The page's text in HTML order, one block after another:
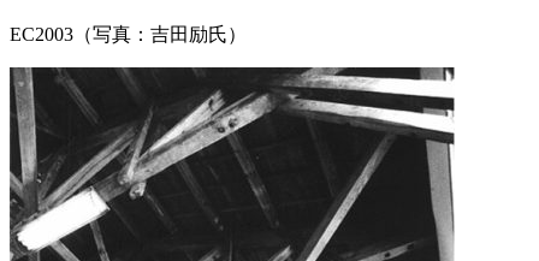
EC2003（写真：吉田励氏）